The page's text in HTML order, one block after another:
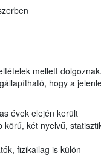
mellett dolgoznak.
hogy a
évek elején került
két nyelvű,
fizikailag is külön